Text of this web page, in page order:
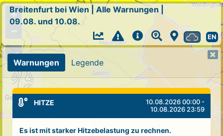
+
−
Breitenfurt bei Wien |Alle Warnungen|
09.08. und 10.08.
EN
Warnungen Legende
HITZE
10.08.2026 00:00 -
10.08.2026 23:59
Es ist mit starker Hitzebelastung zu rechnen.